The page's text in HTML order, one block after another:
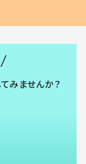
みませんか？